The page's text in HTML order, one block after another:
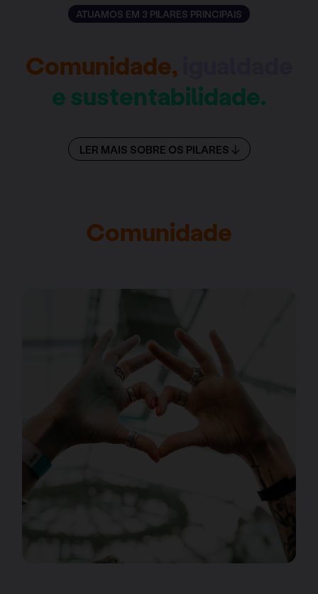
ATUAMOS EM 3 PILARES PRINCIPAIS
Comunidade,
e sustentabilidade.
LER MAIS SOBRE OS PILARES
Comunidade